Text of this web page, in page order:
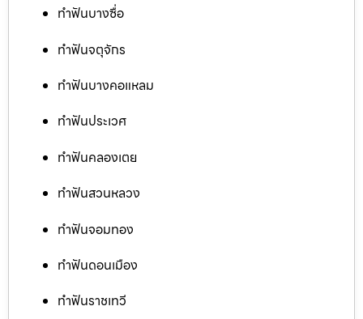
ทำฟันบางซื่อ
ทำฟันจตุจักร
ทำฟันบางคอแหลม
ทำฟันประเวศ
ทำฟันคลองเตย
ทำฟันสวนหลวง
ทำฟันจอมทอง
ทำฟันดอนเมือง
ทำฟันราชเทวี